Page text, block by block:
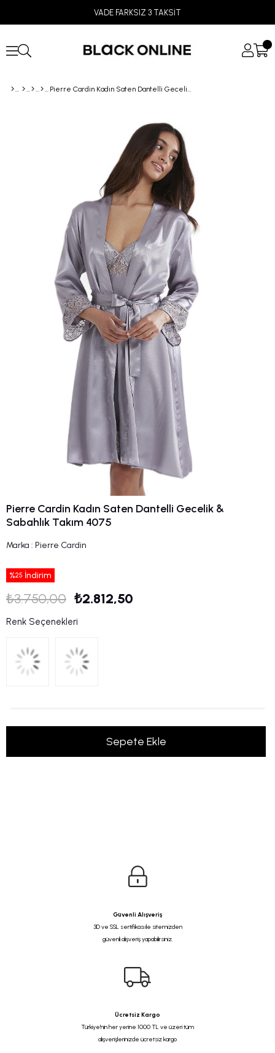
VADE FARKSIZ 3 TAKSİT
Pierre Cardin Kadın Saten Dantelli Gecelik & Sabahlık Takım 4075
Pierre Cardin Kadın Saten Dantelli Gecelik &
Sabahlık Takım 4075
Marka : Pierre Cardin
%25 İndirim
₺3.750,00 ₺2.812,50
Renk Seçenekleri
Güvenli Alışveriş
3D ve SSL sertifikası ile sitemizden
güvenli alışveriş yapabilirsiniz.
Ücretsiz Kargo
Türkiye'nin her yerine 1000 TL ve üzeri tüm
alışverişlerinizde ücretsiz kargo